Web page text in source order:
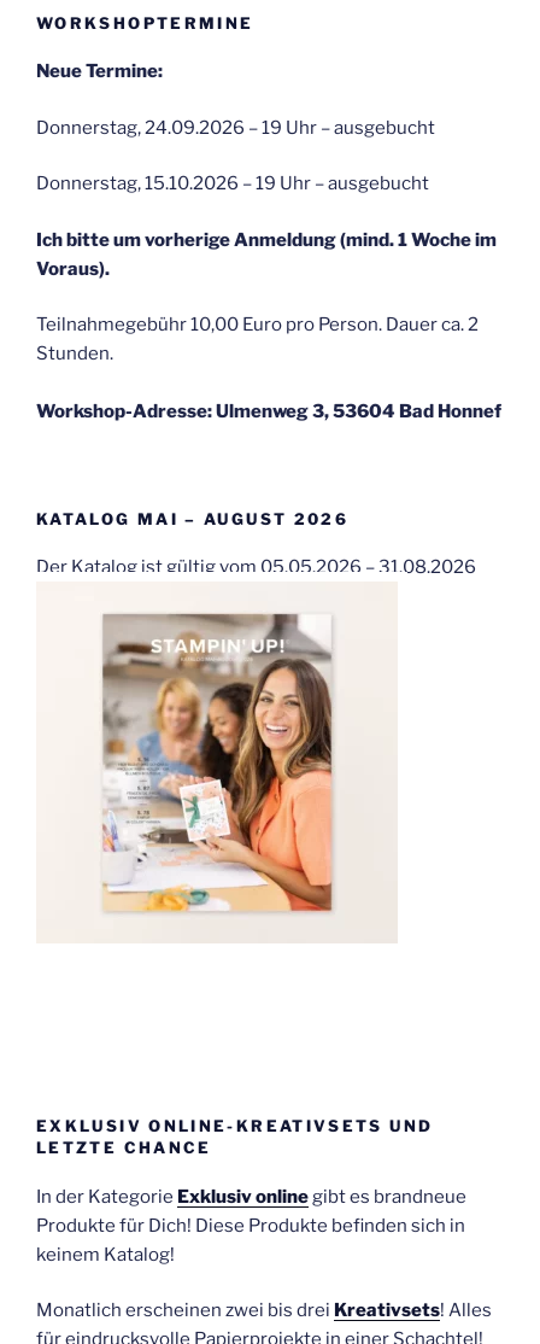
WORKSHOPTERMINE
Neue Termine:
Donnerstag, 24.09.2026 – 19 Uhr – ausgebucht
Donnerstag, 15.10.2026 – 19 Uhr – ausgebucht
Ich bitte um vorherige Anmeldung (mind. 1 Woche im
Voraus).
Teilnahmegebühr 10,00 Euro pro Person. Dauer ca. 2
Stunden.
Workshop-Adresse: Ulmenweg 3, 53604 Bad Honnef
KATALOG MAI – AUGUST 2026
Der Katalog ist gültig vom 05.05.2026 – 31.08.2026
EXKLUSIV ONLINE-KREATIVSETS UND
LETZTE CHANCE
In der Kategorie Exklusiv online gibt es brandneue
Produkte für Dich! Diese Produkte befinden sich in
keinem Katalog!
Monatlich erscheinen zwei bis drei Kreativsets! Alles
für eindrucksvolle Papierprojekte in einer Schachtel!